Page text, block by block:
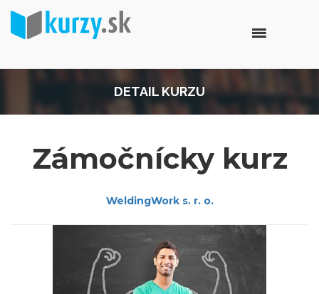
DETAIL KURZU
Zámočnícky kurz
WeldingWork s. r. o.